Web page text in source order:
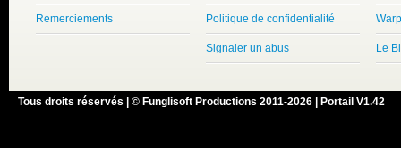
Remerciements Politique de confidentialité
Signaler un abus Le
Tous droits réservés | © Funglisoft Productions 2011-2026 | Portail V1.42